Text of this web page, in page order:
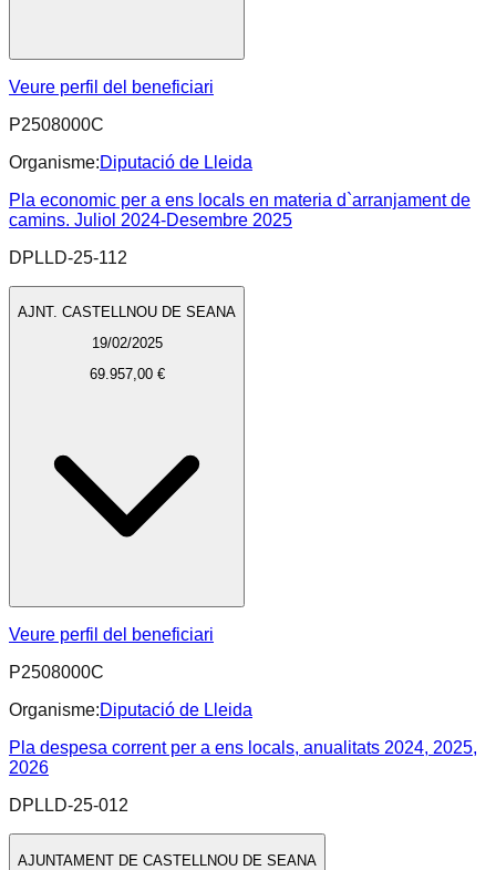
Veure perfil del beneficiari
P2508000C
Organisme:Diputació de Lleida
Pla economic per a ens locals en materia d`arranjament de
camins. Juliol 2024-Desembre 2025
DPLLD-25-112
AJNT. CASTELLNOU DE SEANA
19/02/2025
69.957,00 €
Veure perfil del beneficiari
P2508000C
Organisme:Diputació de Lleida
Pla despesa corrent per a ens locals, anualitats 2024, 2025,
2026
DPLLD-25-012
AJUNTAMENT DE CASTELLNOU DE SEANA